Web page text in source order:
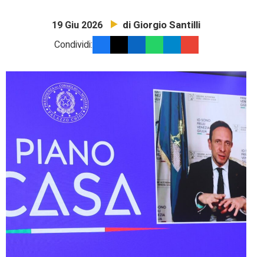
19 Giu 2026 di Giorgio Santilli
Condividi: